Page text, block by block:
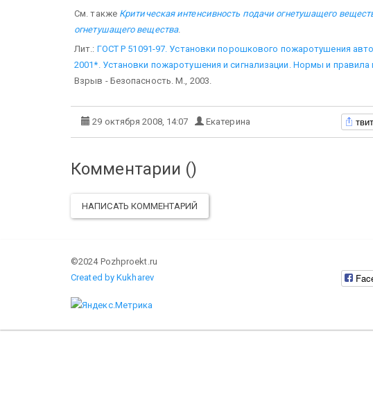
См. также Критическая интенсивность подачи огнетушащего
огнетушащего вещества.
Лит.: ГОСТ Р 51091-97. Установки порошкового пожаротушения
2001*. Установки пожаротушения и сигнализации. Нормы и правила
Взрыв - Безопасность. М., 2003.
29 октября 2008, 14:07 Екатерина
Комментарии ()
НАПИСАТЬ КОММЕНТАРИЙ
©2024 Pozhproekt.ru
Created by Kukharev